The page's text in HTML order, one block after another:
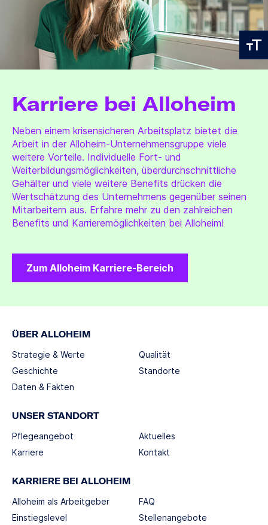
Karriere bei Alloheim
Neben einem krisensicheren Arbeitsplatz bietet die
Arbeit in der Alloheim-Unternehmensgruppe viele
weitere Vorteile. Individuelle Fort- und
Weiterbildungsmöglichkeiten, überdurchschnittliche
Gehälter und viele weitere Benefits drücken die
Wertschätzung des Unternehmens gegenüber seinen
Mitarbeitern aus. Erfahre mehr zu den zahlreichen
Benefits und Karrieremöglichkeiten bei Alloheim!
Zum Alloheim Karriere-Bereich
ÜBER ALLOHEIM
Strategie & Werte
Geschichte
Daten & Fakten
Qualität
Standorte
UNSER STANDORT
Pflegeangebot
Karriere
Aktuelles
Kontakt
KARRIERE BEI ALLOHEIM
Alloheim als Arbeitgeber
Einstiegslevel
FAQ
Stellenangebote